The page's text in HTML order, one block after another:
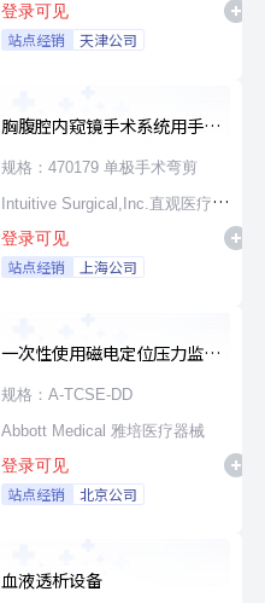
登录可见
站点经销 天津公司
胸腹腔内窥镜手术系统用手术
器械
规格：470179 单极手术弯剪
Intuitive Surgical,Inc.直观医疗公
司
登录可见
站点经销 上海公司
一次性使用磁电定位压力监测
消融导管
规格：A-TCSE-DD
Abbott Medical 雅培医疗器械
登录可见
站点经销 北京公司
血液透析设备